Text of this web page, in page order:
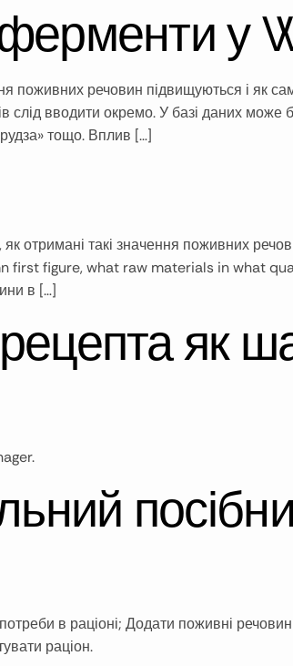
у
поживних речовин підвищуються і як
вводити окремо. У базі даних може
тощо. Вплив […]
отримані такі значення поживних
first figure, what raw materials in what
в […]
як
в раціоні; Додати поживні
раціон.